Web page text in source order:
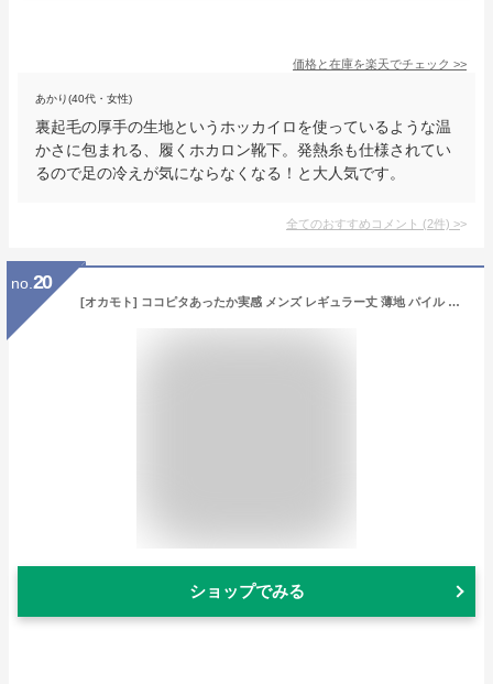
価格と在庫を楽天でチェック >>
あかり(40代・女性)
裏起毛の厚手の生地というホッカイロを使っているような温
かさに包まれる、履くホカロン靴下。発熱糸も仕様されてい
るので足の冷えが気にならなくなる！と大人気です。
全てのおすすめコメント (2件) >
no. 20
[オカモト] ココピタあったか実感 メンズ レギュラー丈 薄地 パイル 吸湿発熱 保温 消臭 1足組 376-806 ブラック 25-27
ショップでみる